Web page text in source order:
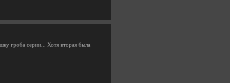
гроба серии... Хотя вторая была